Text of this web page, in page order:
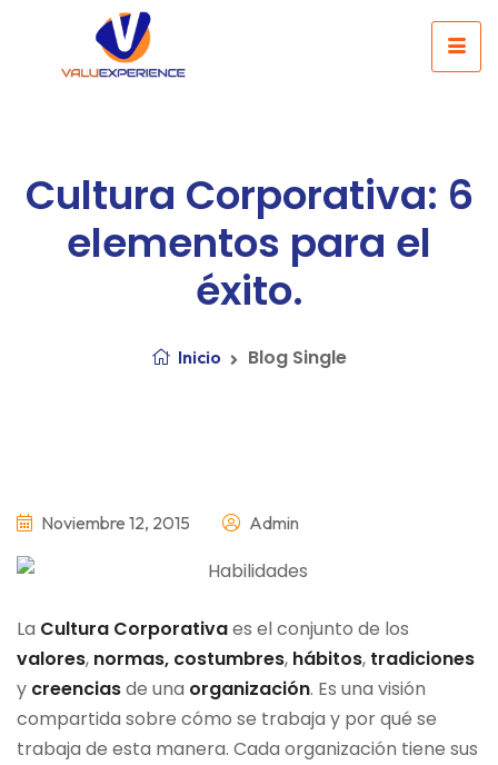
Cultura Corporativa: 6
elementos para el
éxito.
Inicio Blog Single
Noviembre 12, 2015 Admin
La Cultura Corporativaes el conjunto de los
valores, normas, costumbres, hábitos, tradiciones
y creenciasde una organización. Es una visión
compartida sobre cómo se trabaja y por qué se
trabaja de esta manera. Cada organización tiene sus